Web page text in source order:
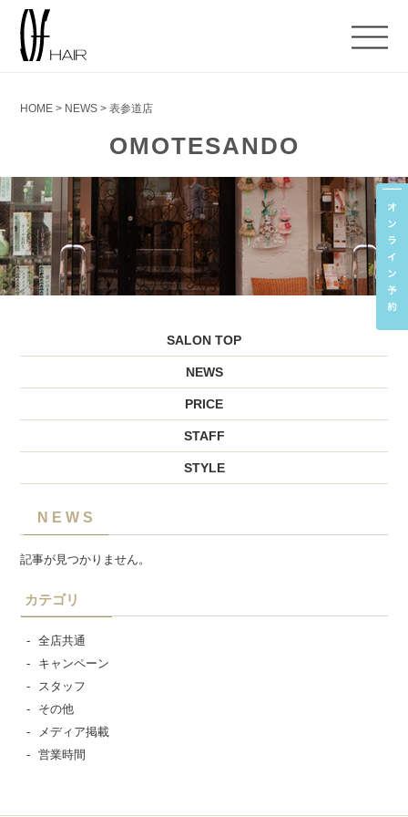
HOME > NEWS >表参道店
OMOTESANDO
SALON TOP
NEWS
PRICE
STAFF
STYLE
NEWS
記事が見つかりません。
カテゴリ
全店共通
キャンペーン
スタッフ
その他
メディア掲載
営業時間